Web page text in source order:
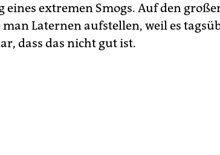
eines extremen Smogs. Auf den
man Laternen aufstellen, weil es
dass das nicht gut ist.